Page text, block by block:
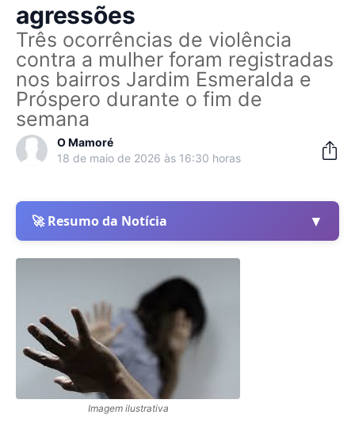
agressões
Três ocorrências de violência
contra a mulher foram registradas
nos bairros Jardim Esmeralda e
Próspero durante o fim de
semana
O Mamoré
18 de maio de 2026 às 16:30 horas
🚀 Resumo da Notícia ▼
Imagem ilustrativa